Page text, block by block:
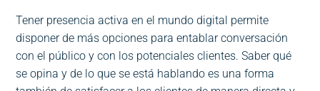
Tener presencia activa en el mundo digital permite
disponer de más opciones para entablar conversación
con el público y con los potenciales clientes. Saber qué
se opina y de lo que se está hablando es una forma